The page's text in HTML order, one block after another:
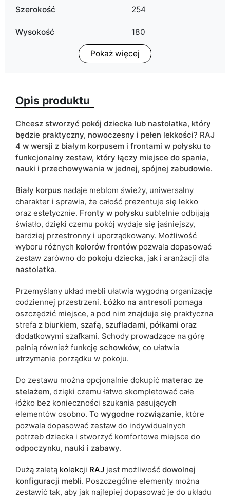
Szerokość 254
Wysokość 180
55
Wykończenie
Kolorystyka
beżowy
biały
czarny
fiolet
niebieski
szary
zielony
ean13 5906213920805
Termin dostawy: 21 dni roboczych
Ze względu na proces produkcyjny i właściwości materiałów,
możliwe są tolerancje wymiarowe na poziomie +/- 2–3 cm.
Pokaż więcej
Opis produktu
Chcesz stworzyć pokój dziecka lub nastolatka, który
będzie praktyczny, nowoczesny i pełen lekkości? RAJ
4 w wersji z białym korpusem i frontami w połysku to
funkcjonalny zestaw, który łączy miejsce do spania,
nauki i przechowywania w jednej, spójnej zabudowie.
Biały korpus nadaje meblom świeży, uniwersalny
charakter i sprawia, że całość prezentuje się lekko
oraz estetycznie. Fronty w połysku subtelnie odbijają
światło, dzięki czemu pokój wydaje się jaśniejszy,
bardziej przestronny i uporządkowany. Możliwość
wyboru różnych kolorów frontów pozwala dopasować
zestaw zarówno do pokoju dziecka, jak i aranżacji dla
nastolatka.
Przemyślany układ mebli ułatwia wygodną organizację
codziennej przestrzeni. Łóżko na antresoli pomaga
oszczędzić miejsce, a pod nim znajduje się praktyczna
strefa z biurkiem, szafą, szufladami, półkami oraz
dodatkowymi szafkami. Schody prowadzące na górę
pełnią również funkcję schowków, co ułatwia
utrzymanie porządku w pokoju.
Do zestawu można opcjonalnie dokupić materac ze
stelażem, dzięki czemu łatwo skompletować całe
łóżko bez konieczności szukania pasujących
elementów osobno. To wygodne rozwiązanie, które
pozwala dopasować zestaw do indywidualnych
potrzeb dziecka i stworzyć komfortowe miejsce do
odpoczynku, nauki i zabawy.
Dużą zaletą kolekcji RAJ jest możliwość dowolnej
konfiguracji mebli. Poszczególne elementy można
zestawić tak, aby jak najlepiej dopasować je do układu